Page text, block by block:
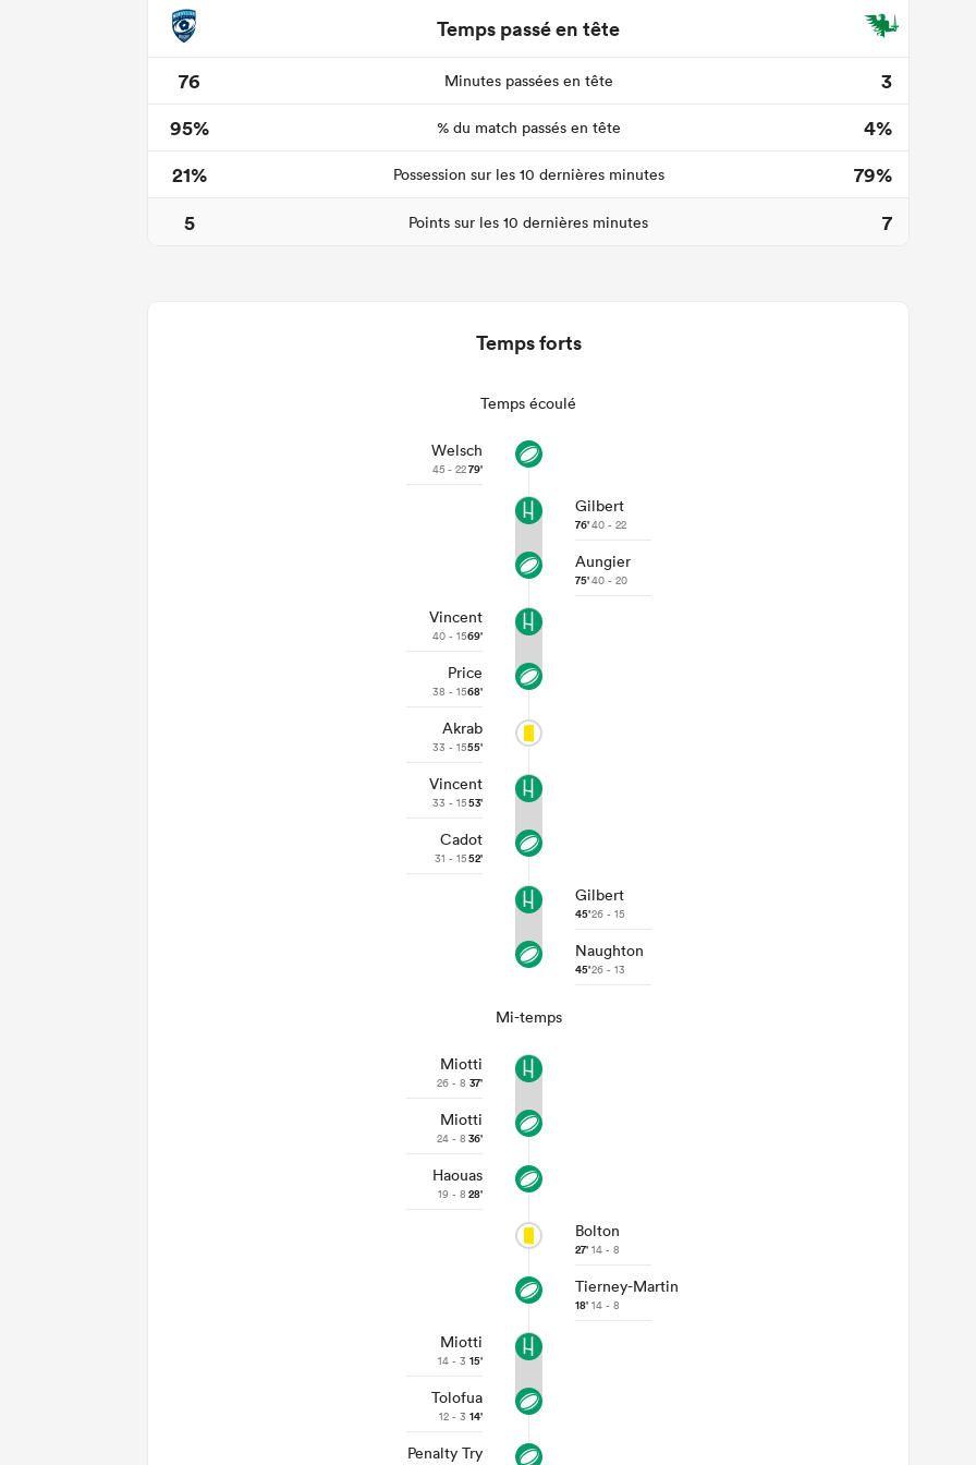
Temps passé en tête
76
Minutes passées en tête
3
95%
% du match passés en tête
4%
21%
Possession sur les 10 dernières minutes
79%
5
Points sur les 10 dernières minutes 7
Temps forts
Temps écoulé
Welsch
45 - 2279'
Gilbert
76'40 - 22
Aungier
75'40 - 20
Vincent
40 - 1569'
Price
38 - 1568'
Akrab
33 - 1555'
Vincent
33 - 1553'
Cadot
31 - 1552'
Gilbert
45'26 - 15
Naughton
45'26 - 13
Mi-temps
Miotti
26 - 8 37'
Miotti
24 - 8 36'
Haouas
19 - 8 28'
Bolton
27' 14 - 8
Tierney-Martin
18' 14 - 8
Miotti
14 - 3 15'
Tolofua
12 - 3 14'
Penalty Try